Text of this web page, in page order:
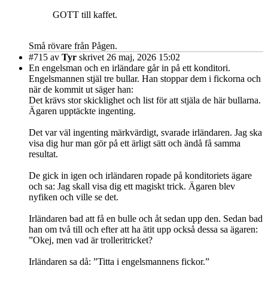
GOTT till kaffet.
Små rövare från Pågen.
#715 av Tyr skrivet 26 maj, 2026 15:02
En engelsman och en irländare går in på ett konditori.
Engelsmannen stjäl tre bullar. Han stoppar dem i fickorna och
när de kommit ut säger han:
Det krävs stor skicklighet och list för att stjäla de här bullarna.
Ägaren upptäckte ingenting.
Det var väl ingenting märkvärdigt, svarade irländaren. Jag ska
visa dig hur man gör på ett ärligt sätt och ändå få samma
resultat.
De gick in igen och irländaren ropade på konditoriets ägare
och sa: Jag skall visa dig ett magiskt trick. Ägaren blev
nyfiken och ville se det.
Irländaren bad att få en bulle och åt sedan upp den. Sedan bad
han om två till och efter att ha ätit upp också dessa sa ägaren:
”Okej, men vad är trolleritricket?
Irländaren sa då: ”Titta i engelsmannens fickor.”